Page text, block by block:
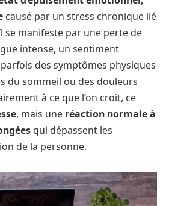
causé par un stress chronique lié
se manifeste par une perte de
intense, un sentiment
des symptômes physiques
du sommeil ou des douleurs
à ce que l’on croit, ce
, mais une réaction normale à
qui dépassent les
de la personne.